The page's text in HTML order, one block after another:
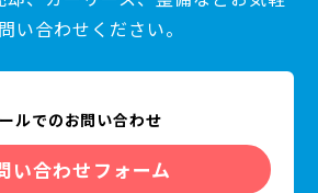
い合わせください。
ルでのお問い合わせ
い合わせフォーム